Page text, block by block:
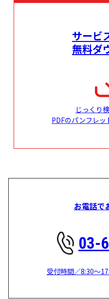
サービ
無料ダ
じっくり
PDFのパンフレッ
お電話で
03-
受付時間／8:30～